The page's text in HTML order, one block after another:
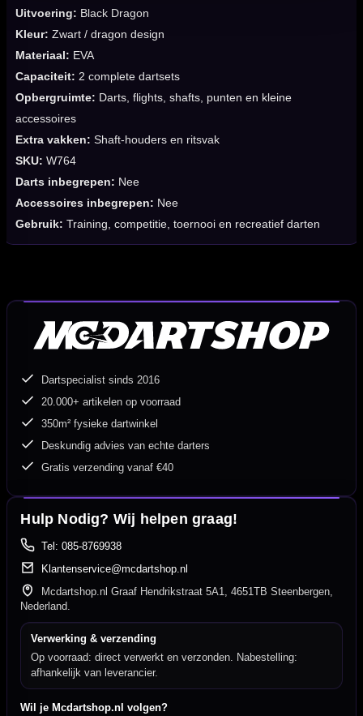
Uitvoering: Black Dragon
Kleur: Zwart / dragon design
Materiaal: EVA
Capaciteit: 2 complete dartsets
Opbergruimte: Darts, flights, shafts, punten en kleine
accessoires
Extra vakken: Shaft-houders en ritsvak
SKU: W764
Darts inbegrepen: Nee
Accessoires inbegrepen: Nee
Gebruik: Training, competitie, toernooi en recreatief darten
Dartspecialist sinds 2016
20.000+ artikelen op voorraad
350m² fysieke dartwinkel
Deskundig advies van echte darters
Gratis verzending vanaf €40
Hulp Nodig? Wij helpen graag!
Tel: 085-8769938
Klantenservice@mcdartshop.nl
Mcdartshop.nl Graaf Hendrikstraat 5A1, 4651TB Steenbergen,
Nederland.
Verwerking & verzending
Op voorraad: direct verwerkt en verzonden. Nabestelling:
afhankelijk van leverancier.
Wil je Mcdartshop.nl volgen?